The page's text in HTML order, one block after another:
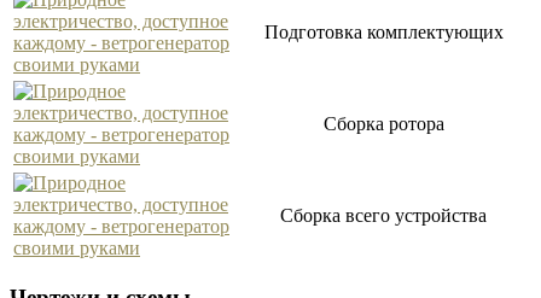
Подготовка комплектующих
Сборка ротора
Сборка всего устройства